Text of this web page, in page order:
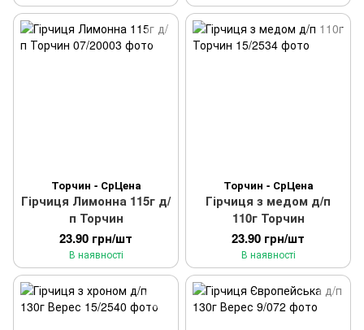
Торчин - СрЦена
Гірчиця Лимонна 115г д/
п Торчин
23.90 грн/шт
В наявності
Торчин - СрЦена
Гірчиця з медом д/п
110г Торчин
23.90 грн/шт
В наявності